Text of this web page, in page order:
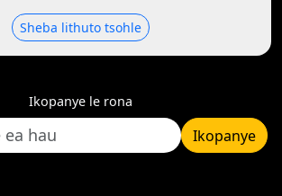
Sheba lithuto tsohle
Ikopanye le rona
Ikopanye